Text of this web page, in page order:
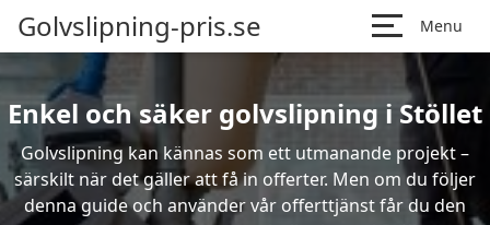
Golvslipning-pris.se Menu
Enkel och säker golvslipning i Stöllet
Golvslipning kan kännas som ett utmanande projekt –
särskilt när det gäller att få in offerter. Men om du följer
denna guide och använder vår offerttjänst får du den